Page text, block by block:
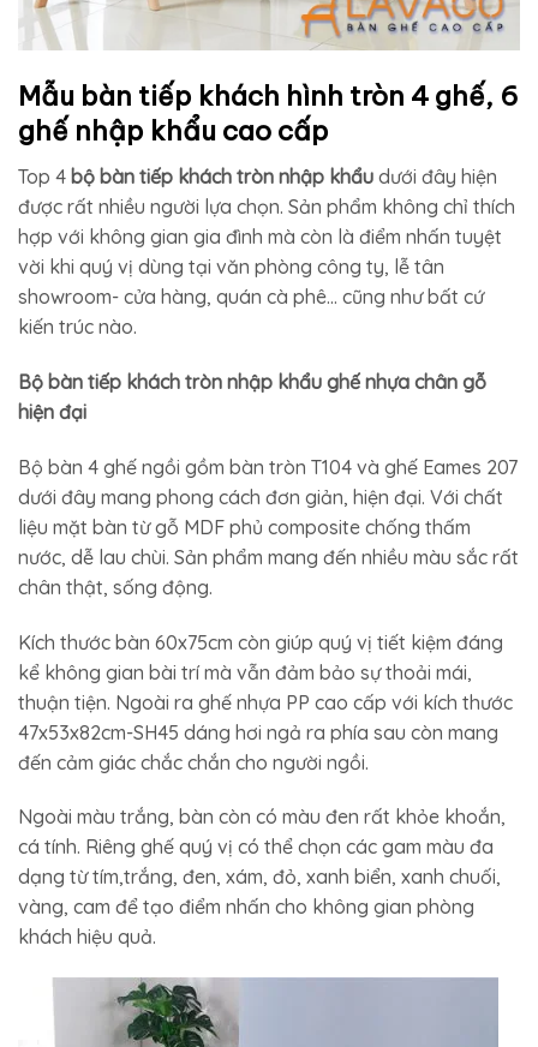
Mẫu bàn tiếp khách hình tròn 4 ghế, 6
ghế nhập khẩu cao cấp
Top 4 bộ bàn tiếp khách tròn nhập khẩu dưới đây hiện
được rất nhiều người lựa chọn. Sản phẩm không chỉ thích
hợp với không gian gia đình mà còn là điểm nhấn tuyệt
vời khi quý vị dùng tại văn phòng công ty, lễ tân
showroom- cửa hàng, quán cà phê… cũng như bất cứ
kiến trúc nào.
Bộ bàn tiếp khách tròn nhập khẩu ghế nhựa chân gỗ
hiện đại
Bộ bàn 4 ghế ngồi gồm bàn tròn T104 và ghế Eames 207
dưới đây mang phong cách đơn giản, hiện đại. Với chất
liệu mặt bàn từ gỗ MDF phủ composite chống thấm
nước, dễ lau chùi. Sản phẩm mang đến nhiều màu sắc rất
chân thật, sống động.
Kích thước bàn 60x75cm còn giúp quý vị tiết kiệm đáng
kể không gian bài trí mà vẫn đảm bảo sự thoải mái,
thuận tiện. Ngoài ra ghế nhựa PP cao cấp với kích thước
47x53x82cm-SH45 dáng hơi ngả ra phía sau còn mang
đến cảm giác chắc chắn cho người ngồi.
Ngoài màu trắng, bàn còn có màu đen rất khỏe khoắn,
cá tính. Riêng ghế quý vị có thể chọn các gam màu đa
dạng từ tím,trắng, đen, xám, đỏ, xanh biển, xanh chuối,
vàng, cam để tạo điểm nhấn cho không gian phòng
khách hiệu quả.